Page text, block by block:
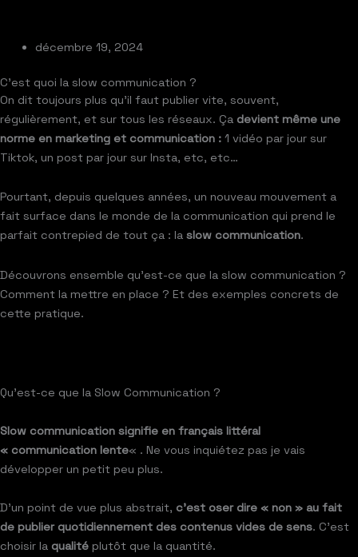
décembre 19, 2024
C’est quoi la slow communication ?
On dit toujours plus qu’il faut publier vite, souvent,
régulièrement, et sur tous les réseaux. Ça devient même une
norme en marketing et communication : 1 vidéo par jour sur
Tiktok, un post par jour sur Insta, etc, etc…
Pourtant, depuis quelques années, un nouveau mouvement a
fait surface dans le monde de la communication qui prend le
parfait contrepied de tout ça : la slow communication.
Découvrons ensemble qu’est-ce que la slow communication ?
Comment la mettre en place ? Et des exemples concrets de
cette pratique.
Qu’est-ce que la Slow Communication ?
Slow communication signifie en français littéral
« communication lente« . Ne vous inquiétez pas je vais
développer un petit peu plus.
D’un point de vue plus abstrait, c’est oser dire « non » au fait
de publier quotidiennement des contenus vides de sens. C’est
choisir la qualité plutôt que la quantité.